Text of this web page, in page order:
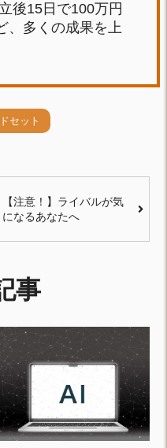
後15日で100万円
、多くの成果を上
セット
【注意！】ライバルが気
になるあなたへ
事